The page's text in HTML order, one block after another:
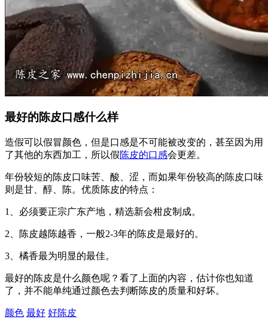
最好的陈皮口感什么样
造假可以假冒颜色，但是口感是不可能被改变的，甚至因为用
了其他的东西加工，所以假陈皮的口感会更差。
年份较短的陈皮口味苦、酸、涩，而如果年份较高的陈皮口味
则是甘、醇、陈。优质陈皮的特点：
1、必须要正宗广东产地，精选新会柑皮制成。
2、陈皮越陈越香，一般2-3年的陈皮是最好的。
3、橘香最为明显的最佳。
最好的陈皮是什么颜色呢？看了上面的内容，估计你也知道
了，并不能单纯通过颜色去判断陈皮的质量和好坏。
颜色 最好 好陈皮